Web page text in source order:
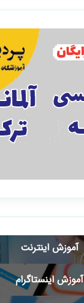
آموزش اینترنت
آموزش اینستاگرام